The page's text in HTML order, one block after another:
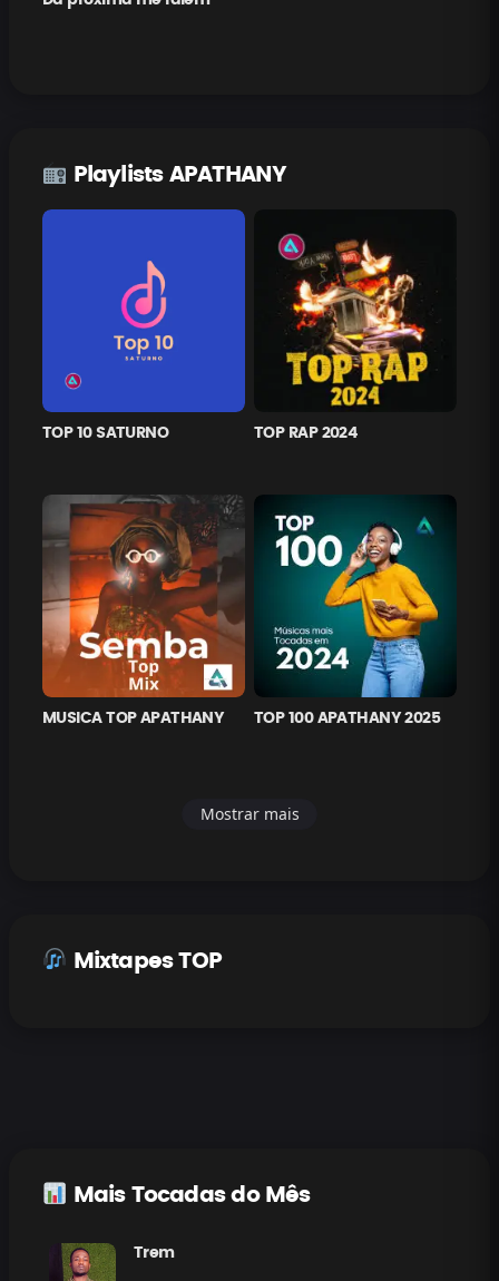
Playlists APATHANY
TOP 10 SATURNO TOP RAP 2024
MUSICA TOP APATHANY TOP 100 APATHANY 2025
Mostrar mais
Mixtapes TOP
Mais Tocadas do Mês
Trem